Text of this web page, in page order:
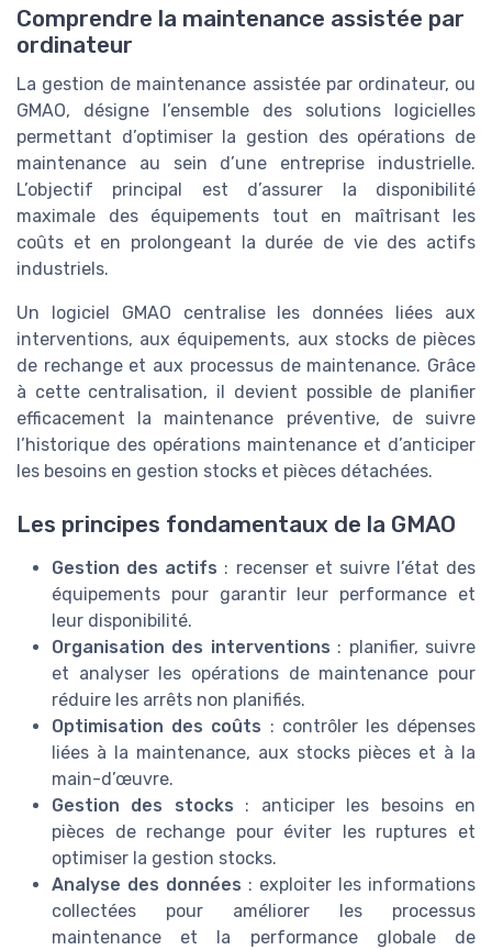
Comprendre la maintenance assistée par
ordinateur
La gestion de maintenance assistée par ordinateur, ou
GMAO, désigne l’ensemble des solutions logicielles
permettant d’optimiser la gestion des opérations de
maintenance au sein d’une entreprise industrielle.
L’objectif principal est d’assurer la disponibilité
maximale des équipements tout en maîtrisant les
coûts et en prolongeant la durée de vie des actifs
industriels.
Un logiciel GMAO centralise les données liées aux
interventions, aux équipements, aux stocks de pièces
de rechange et aux processus de maintenance. Grâce
à cette centralisation, il devient possible de planifier
efficacement la maintenance préventive, de suivre
l’historique des opérations maintenance et d’anticiper
les besoins en gestion stocks et pièces détachées.
Les principes fondamentaux de la GMAO
Gestion des actifs : recenser et suivre l’état des
équipements pour garantir leur performance et
leur disponibilité.
Organisation des interventions : planifier, suivre
et analyser les opérations de maintenance pour
réduire les arrêts non planifiés.
Optimisation des coûts : contrôler les dépenses
liées à la maintenance, aux stocks pièces et à la
main-d’œuvre.
Gestion des stocks : anticiper les besoins en
pièces de rechange pour éviter les ruptures et
optimiser la gestion stocks.
Analyse des données : exploiter les informations
collectées pour améliorer les processus
maintenance et la performance globale de